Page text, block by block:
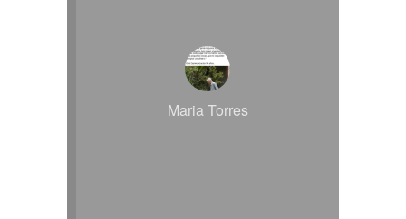
Maria Torres